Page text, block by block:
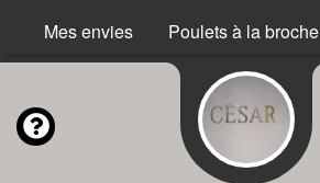
Mes envies Poulets à la broche